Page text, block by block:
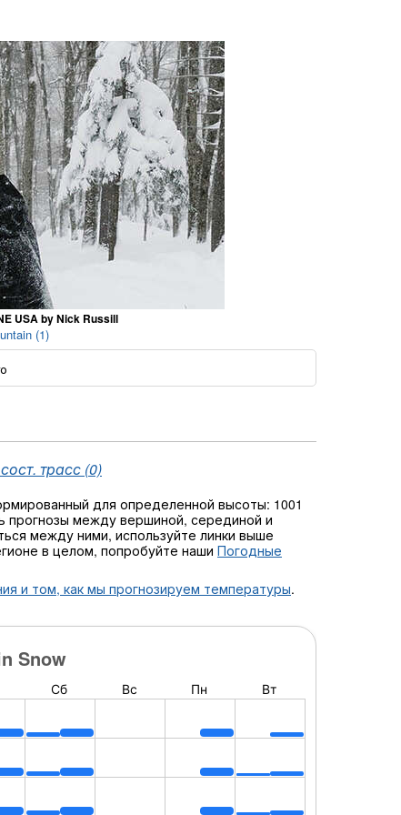
USA by Nick Russill
(1)
трасс (0)
для определенной высоты: 1001
прогнозы между вершиной, серединой и
между ними, используйте линки выше
в целом, попробуйте наши Погодные
и том, как мы прогнозируем температуры.